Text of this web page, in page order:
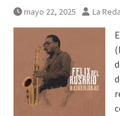
mayo 22, 2025 La